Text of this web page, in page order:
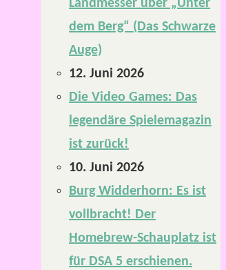
Landmesser über „Unter
dem Berg“ (Das Schwarze
Auge)
12. Juni 2026
Die Video Games: Das
legendäre Spielemagazin
ist zurück!
10. Juni 2026
Burg Widderhorn: Es ist
vollbracht! Der
Homebrew-Schauplatz ist
für DSA 5 erschienen.